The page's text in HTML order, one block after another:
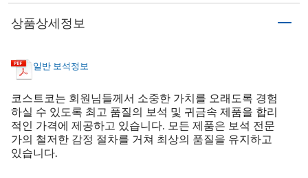
상품상세정보
일반 보석정보
코스트코는 회원님들께서 소중한 가치를 오래도록 경험
하실 수 있도록 최고 품질의 보석 및 귀금속 제품을 합리
적인 가격에 제공하고 있습니다. 모든 제품은 보석 전문
가의 철저한 감정 절차를 거쳐 최상의 품질을 유지하고
있습니다.